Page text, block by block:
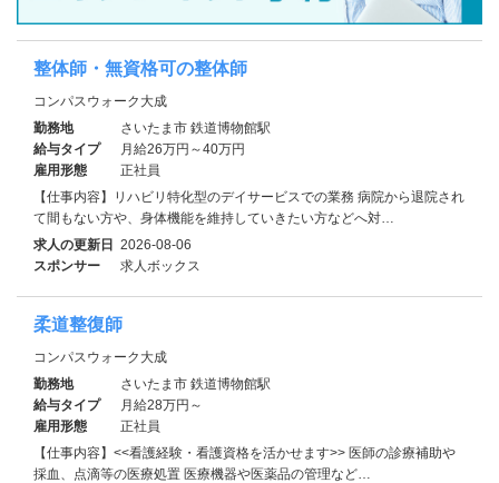
整体師・無資格可の整体師
コンパスウォーク大成
勤務地
さいたま市 鉄道博物館駅
給与タイプ
月給26万円～40万円
雇用形態
正社員
【仕事内容】リハビリ特化型のデイサービスでの業務 病院から退院され
て間もない方や、身体機能を維持していきたい方などへ対…
求人の更新日 2026-08-06
スポンサー
求人ボックス
柔道整復師
コンパスウォーク大成
勤務地
さいたま市 鉄道博物館駅
給与タイプ
月給28万円～
雇用形態
正社員
【仕事内容】<<看護経験・看護資格を活かせます>> 医師の診療補助や
採血、点滴等の医療処置 医療機器や医薬品の管理など…